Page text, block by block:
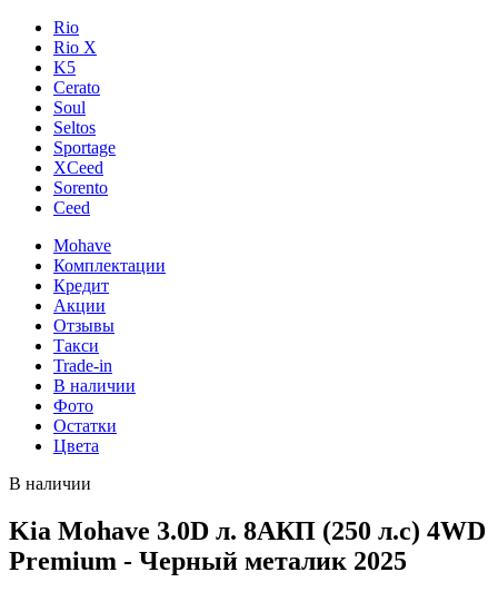
Rio
Rio X
K5
Cerato
Soul
Seltos
Sportage
XCeed
Sorento
Ceed
Mohave
Комплектации
Кредит
Акции
Отзывы
Такси
Trade-in
В наличии
Фото
Остатки
Цвета
В наличии
Kia Mohave 3.0D л. 8AКП (250 л.с) 4WD
Premium - Черный металик 2025